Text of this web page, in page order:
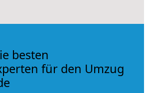
besten
für den Umzug